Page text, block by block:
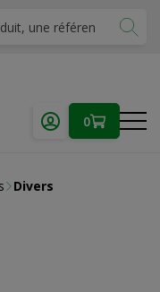
0
Divers